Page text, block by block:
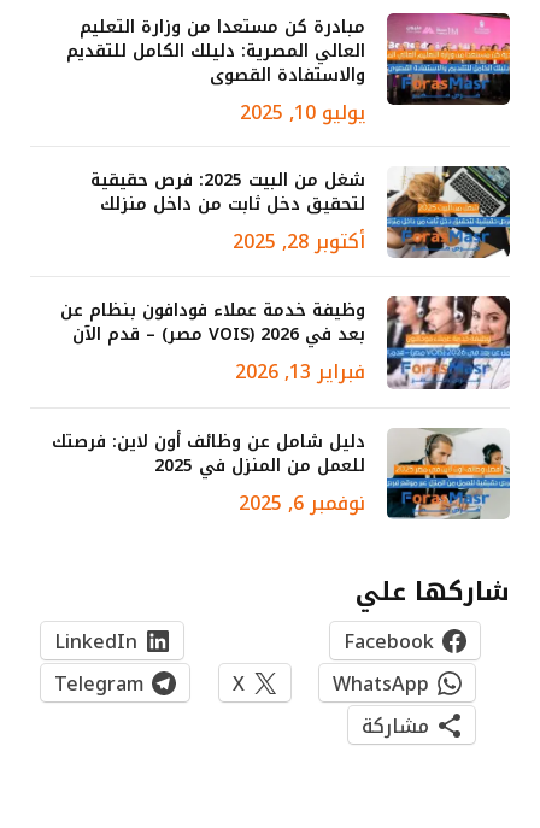
مبادرة كن مستعدا من وزارة التعليم
العالي المصرية: دليلك الكامل للتقديم
والاستفادة القصوى
يوليو 10, 2025
شغل من البيت 2025: فرص حقيقية
لتحقيق دخل ثابت من داخل منزلك
أكتوبر 28, 2025
وظيفة خدمة عملاء فودافون بنظام عن
بعد في 2026 (VOIS مصر) – قدم الآن
فبراير 13, 2026
دليل شامل عن وظائف أون لاين: فرصتك
للعمل من المنزل في 2025
نوفمبر 6, 2025
شاركها علي
Facebook
LinkedIn
WhatsApp
X
Telegram
مشاركة